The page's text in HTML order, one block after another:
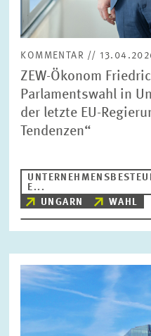
KOMMENTAR //
ZEW-Ökonom
Parlamentswahl in
der letzte EU-
Tendenzen“
E...
UNGARN
WAHL
Bild
öffnet
vergrößerter
Ansicht